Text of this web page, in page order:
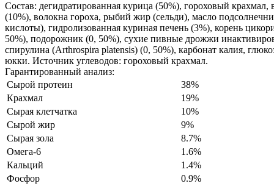
Состав: дегидратированная курица (50%), гороховый крахмал,
(10%), волокна гороха, рыбий жир (сельди), масло
кислоты), гидролизованная куриная печень (3%), корень
50%), подорожник (0, 50%), сухие пивные дрожжи
спирулина (Arthrospira platensis) (0, 50%), карбонат калия,
юкки. Источник углеводов: гороховый крахмал.
Гарантированный анализ:
Сырой протеин
38%
Крахмал
19%
Сырая клетчатка
10%
Сырой жир
9%
Сырая зола
8.7%
Омега-6
1.6%
Кальций
1.4%
Фосфор
0.9%